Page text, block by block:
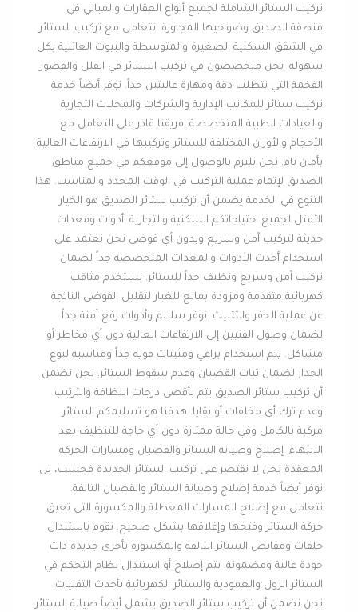
تركيب الستائر الشاملة لجميع أنواع العقارات والمباني في
منطقة الصديق وضواحيها المجاورة. نتعامل مع تركيب الستائر
في الشقق السكنية الصغيرة والمتوسطة والبيوت العائلية بكل
سهولة. نحن متخصصون في تركيب الستائر في الفلل والقصور
الفخمة التي تتطلب دقة ومهارة عاليتين جداً. نوفر أيضاً خدمة
تركيب ستائر للمكاتب الإدارية والشركات والمحلات التجارية
والعيادات الطبية المتخصصة. فريقنا قادر على التعامل مع
الأحجام والأوزان المختلفة للستائر وتركيبها في الارتفاعات العالية
بأمان تام. نحن نلتزم بالوصول إلى موقعكم في جميع مناطق
الصديق لإتمام عملية التركيب في الوقت المحدد والمناسب. هذا
التنوع في الخدمة يضمن أن تركيب ستائر الصديق هو الخيار
الأمثل لجميع احتياجاتكم السكنية والتجارية. أدوات ومعدات
حديثة لتركيب آمن وسريع وبدون أي فوضى نحن نعتمد على
استخدام أحدث الأدوات والمعدات المتخصصة جداً لضمان
تركيب آمن وسريع ونظيف جداً للستائر. نستخدم مثاقب
كهربائية متقدمة ومزودة بمانع للغبار لتقليل الفوضى الناتجة
عن عملية الحفر والتثبيت. نوفر سلالم وأدوات رفع آمنة جداً
لضمان وصول الفنيين إلى الارتفاعات العالية دون أي مخاطر أو
مشاكل. يتم استخدام براغي ومثبتات قوية جداً ومناسبة لنوع
الجدار لضمان ثبات القضبان وعدم سقوط الستائر. نحن نضمن
أن تركيب ستائر الصديق يتم بأقصى درجات النظافة والترتيب
وعدم ترك أي مخلفات أو بقايا. هدفنا هو تسليمكم الستائر
مركبة بالكامل وفي حالة ممتازة دون أي حاجة للتنظيف بعد
الانتهاء. إصلاح وصيانة الستائر والقضبان ومسارات الحركة
المعقدة نحن لا نقتصر على تركيب الستائر الجديدة فحسب، بل
نوفر أيضاً خدمة إصلاح وصيانة الستائر والقضبان التالفة.
نتعامل مع إصلاح المسارات المعطلة والمكسورة التي تعيق
حركة الستائر وفتحها وإغلاقها بشكل صحيح. نقوم باستبدال
حلقات ومقابض الستائر التالفة والمكسورة بأخرى جديدة ذات
جودة عالية ومضمونة. يتم إصلاح أو استبدال نظام التحكم في
الستائر الرول والعمودية والستائر الكهربائية بأحدث التقنيات.
نحن نضمن أن تركيب ستائر الصديق يشمل أيضاً صيانة الستائر